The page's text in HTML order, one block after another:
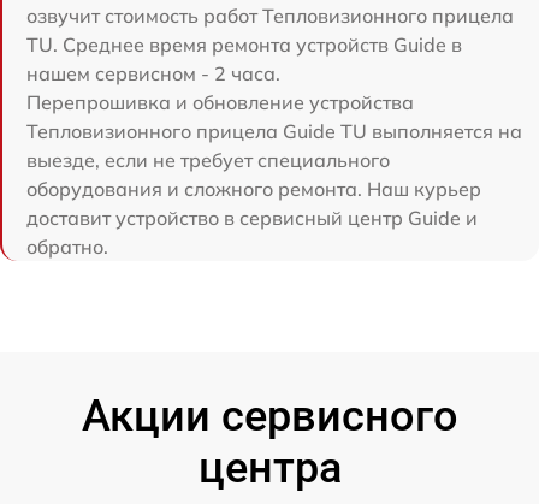
озвучит стоимость работ Тепловизионного прицела
TU. Среднее время ремонта устройств Guide в
нашем сервисном - 2 часа.
Перепрошивка и обновление устройства
Тепловизионного прицела Guide TU выполняется на
выезде, если не требует специального
оборудования и сложного ремонта. Наш курьер
доставит устройство в сервисный центр Guide и
обратно.
Акции сервисного
центра